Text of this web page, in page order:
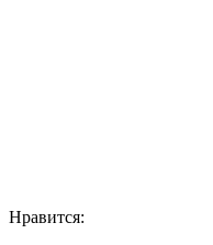
Нравится: